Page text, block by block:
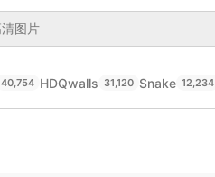
40,754 HDQwalls 31,120 Snake 12,234